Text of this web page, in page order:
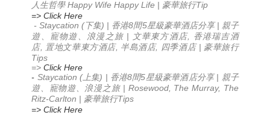
人生哲學Happy Wife Happy Life | 豪華旅行Tip
=> Click Here
- Staycation (下集) | 香港8間5星級豪華酒店分享| 親子
遊、寵物遊、浪漫之旅 | 文華東方酒店,
香港瑞吉酒
店, 置地文華東方酒店, 半島酒店, 四季酒店| 豪華旅行
Tips
=>Click Here
- Staycation (上集) | 香港8間5星級豪華酒店分享| 親子
遊、寵物遊、浪漫之旅| Rosewood, The Murray, The
Ritz-Carlton | 豪華旅行Tips
=> Click Here